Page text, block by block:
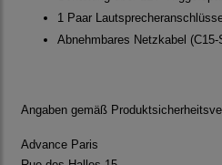
1 Paar
Abnehmbares Netzkabel
Angaben gemäß
Advance Paris